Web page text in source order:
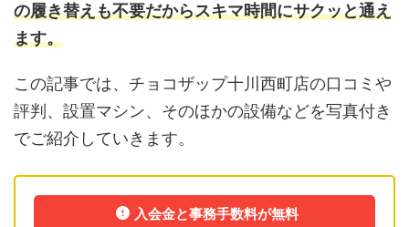
の履き替えも不要だからスキマ時間にサクッと通え
ます。
この記事では、チョコザップ十川西町店の口コミや
評判、設置マシン、そのほかの設備などを写真付き
でご紹介していきます。
入会金と事務手数料が無料